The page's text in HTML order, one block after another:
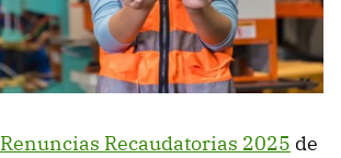
Renuncias Recaudatorias 2025 de